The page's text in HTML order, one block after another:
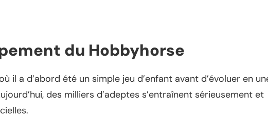
du Hobbyhorse
il a d’abord été un simple jeu d’enfant avant d’évoluer en
des milliers d’adeptes s’entraînent sérieusement et